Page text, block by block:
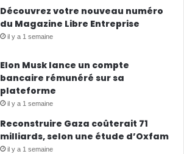
Découvrez votre nouveau numéro
du Magazine Libre Entreprise
il y a 1 semaine
Elon Musk lance un compte
bancaire rémunéré sur sa
plateforme
il y a 1 semaine
Reconstruire Gaza coûterait 71
milliards, selon une étude d’Oxfam
il y a 1 semaine